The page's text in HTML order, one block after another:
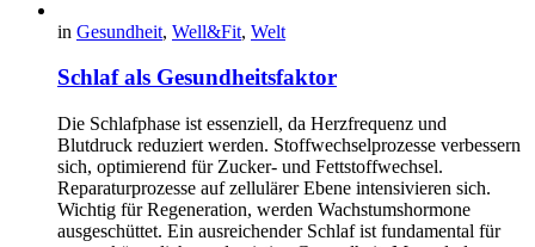
in Gesundheit, Well&Fit, Welt
Schlaf als Gesundheitsfaktor
Die Schlafphase ist essenziell, da Herzfrequenz und
Blutdruck reduziert werden. Stoffwechselprozesse verbessern
sich, optimierend für Zucker- und Fettstoffwechsel.
Reparaturprozesse auf zellulärer Ebene intensivieren sich.
Wichtig für Regeneration, werden Wachstumshormone
ausgeschüttet. Ein ausreichender Schlaf ist fundamental für